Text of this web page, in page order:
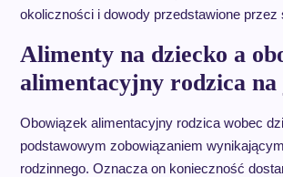
okoliczności i dowody przedstawione przez
Alimenty na dziecko a
alimentacyjny rodzica na
Obowiązek alimentacyjny rodzica wobec
podstawowym zobowiązaniem
rodzinnego. Oznacza on konieczność